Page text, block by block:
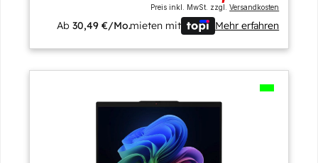
Preis inkl. MwSt. zzgl.Versandkosten
Ab30,49 €/Mo.mieten mit Mehr erfahren